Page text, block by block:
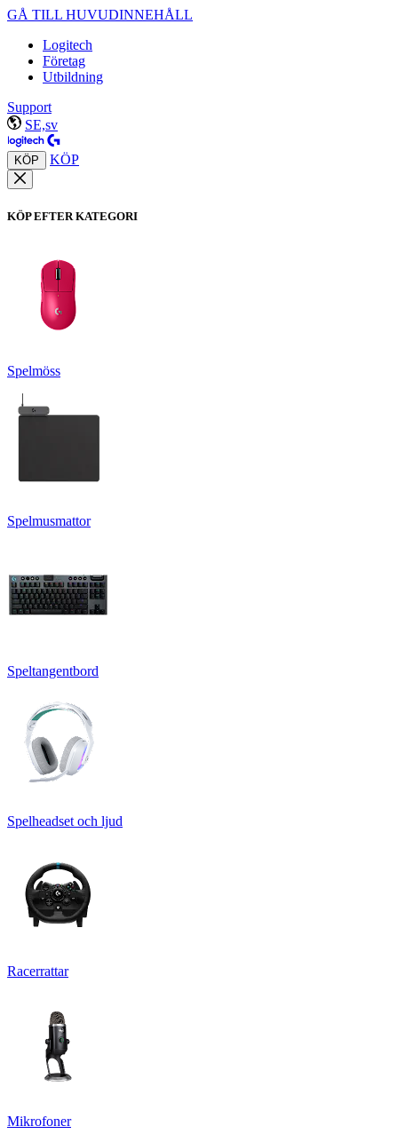
GÅ TILL HUVUDINNEHÅLL
Logitech
Företag
Utbildning
Support
SE,sv
KÖP KÖP
KÖP EFTER KATEGORI
Spelmöss
Spelmusmattor
Speltangentbord
Spelheadset och ljud
Racerrattar
Mikrofoner